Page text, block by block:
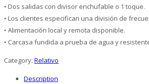
• Dos salidas con divisor enchufable o 1 toque.
• Los clientes especifican una división de
• Alimentación local y remota disponible.
• Carcasa fundida a prueba de agua y
Category: Relativo
Description